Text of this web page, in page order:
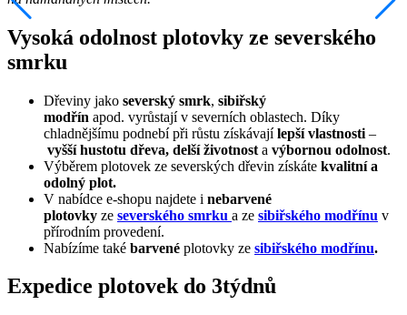
Vysoká odolnost plotovky ze severského
smrku
Dřeviny jako severský smrk, sibiřský
modřín apod. vyrůstají v severních oblastech. Díky
chladnějšímu podnebí při růstu získávajílepší vlastnosti –
vyšší hustotu dřeva, delší životnost a výbornou odolnost.
Výběrem plotovek ze severských dřevin získáte kvalitní a
odolný plot.
V nabídce e-shopu najdete i nebarvené
plotovky ze severského smrku a ze sibiřského modřínu v
přírodním provedení.
Nabízíme také barvené plotovky ze sibiřského modřínu.
Expedice plotovek do 3týdnů